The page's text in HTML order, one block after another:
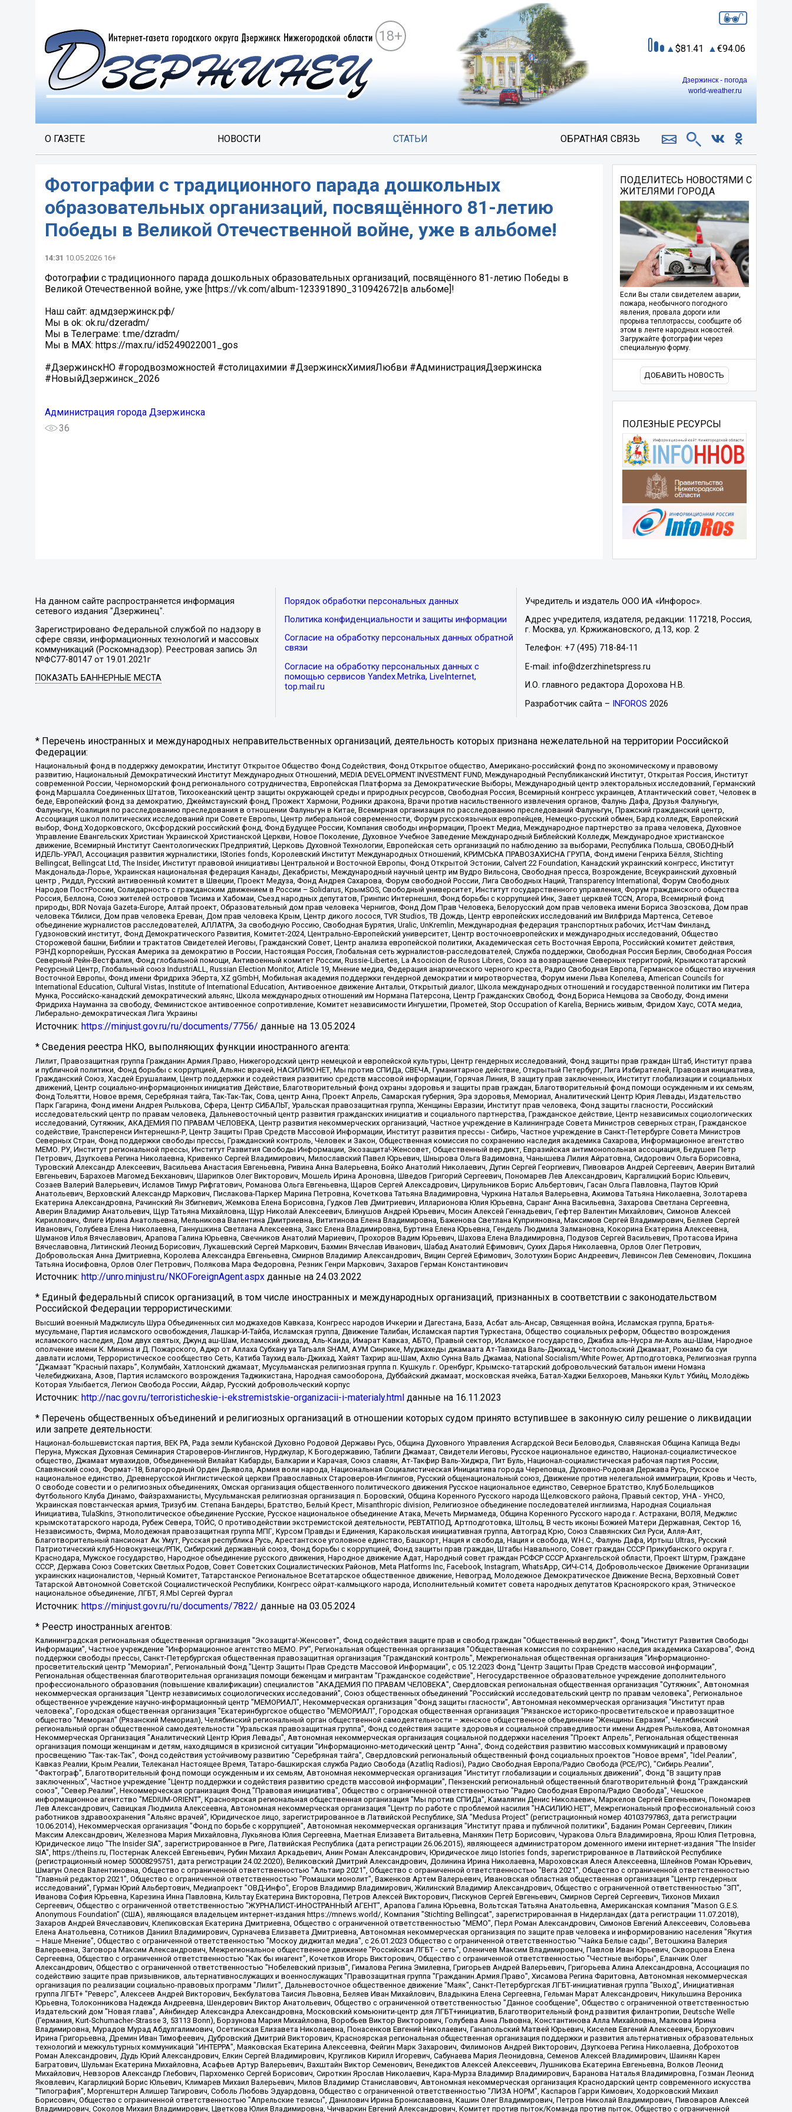
18+
81.41 94.06
Дзержинск - погода
world-weather.ru
О ГАЗЕТЕ НОВОСТИ СТАТЬИ ОБРАТНАЯ СВЯЗЬ
Фотографии с традиционного парада дошкольных
образовательных организаций, посвящённого 81-летию
Победы в Великой Отечественной войне, уже в альбоме!
14:31 10.05.2026 16+
Фотографии с традиционного парада дошкольных образовательных организаций, посвящённого 81-летию Победы в
Великой Отечественной войне, уже [https://vk.com/album-123391890_310942672|в альбоме]!
Наш сайт: адмдзержинск.рф/
Мы в ok: ok.ru/dzeradm/
Мы в Телеграме: t.me/dzradm/
Мы в MAX: https://max.ru/id5249022001_gos
#ДзержинскНО #городвозможностей #столицахимии #ДзержинскХимияЛюбви #АдминистрацияДзержинска
#НовыйДзержинск_2026
Администрация города Дзержинска
36
ПОДЕЛИТЕСЬ НОВОСТЯМИ С
ЖИТЕЛЯМИ ГОРОДА
Если Вы стали свидетелем аварии,
пожара, необычного погодного
явления, провала дороги или
прорыва теплотрассы, сообщите об
этом в ленте народных новостей.
Загружайте фотографии через
специальную форму.
ДОБАВИТЬ НОВОСТЬ
ПОЛЕЗНЫЕ РЕСУРСЫ
На данном сайте распространяется информация
сетевого издания "Дзержинец".
Зарегистрировано Федеральной службой по надзору в
сфере связи, информационных технологий и массовых
коммуникаций (Роскомнадзор). Реестровая запись Эл
№ФС77-80147 от 19.01.2021г
ПОКАЗАТЬ БАННЕРНЫЕ МЕСТА
Порядок обработки персональных данных
Политика конфиденциальности и защиты информации
Согласие на обработку персональных данных обратной
связи
Согласие на обработку персональных данных с
помощью сервисов Yandex.Metrika, LiveInternet,
top.mail.ru
Учредитель и издатель ООО ИА «Инфорос».
Адрес учредителя, издателя, редакции: 117218, Россия,
г. Москва, ул. Кржижановского, д.13, кор. 2
Телефон: +7 (495) 718-84-11
E-mail: info@dzerzhinetspress.ru
И.О. главного редактора Дорохова Н.В.
Разработчик сайта –
INFOROS 2026
* Перечень иностранных и международных неправительственных организаций, деятельность которых признана нежелательной на территории Российской
Федерации:
Национальный фонд в поддержку демократии, Институт Открытое Общество Фонд Содействия, Фонд Открытое общество, Американо-российский фонд по экономическому и правовому
развитию, Национальный Демократический Институт Международных Отношений, MEDIA DEVELOPMENT INVESTMENT FUND, Международный Республиканский Институт, Открытая Россия, Институт
современной России, Черноморский фонд регионального сотрудничества, Европейская Платформа за Демократические Выборы, Международный центр электоральных исследований, Германский
фонд Маршалла Соединенных Штатов, Тихоокеанский центр защиты окружающей среды и природных ресурсов, Свободная Россия, Всемирный конгресс украинцев, Атлантический совет, Человек в
беде, Европейский фонд за демократию, Джеймстаунский фонд, Прожект Хармони, Родники дракона, Врачи против насильственного извлечения органов, Фалунь Дафа, Друзья Фалуньгун,
Фалуньгун, Коалиция по расследованию преследования в отношении Фалуньгун в Китае, Всемирная организация по расследованию преследований Фалуньгун, Пражский гражданский центр,
Ассоциация школ политических исследований при Совете Европы, Центр либеральной современности, Форум русскоязычных европейцев, Немецко-русский обмен, Бард колледж, Европейский
выбор, Фонд Ходорковского, Оксфордский российский фонд, Фонд Будущее России, Компания свободы информации, Проект Медиа, Международное партнерство за права человека, Духовное
Управление Евангельских Христиан Украинской Христианской Церкви, Новое Поколение, Духовное Учебное Заведение Международный Библейский Колледж, Международное христианское
движение, Всемирный Институт Саентологических Предприятий, Церковь Духовной Технологии, Европейская сеть организаций по наблюдению за выборами, Республика Польша, СВОБОДНЫЙ
ИДЕЛЬ-УРАЛ, Ассоциация развития журналистики, IStories fonds, Королевский Институт Международных Отношений, КРИМСЬКА ПРАВОЗАХИСНА ГРУПА, Фонд имени Генриха Бёлля, Stichting
Bellingcat, Bellingcat Ltd, The Insider, Институт правовой инициативы Центральной и Восточной Европы, Фонд Открытой Эстонии, Calvert 22 Foundation, Канадский украинский конгресс, Институт
Макдональда-Лорье, Украинская национальная федерация Канады, Декабристы, Международный научный центр им Вудро Вильсона, Свободная пресса, Возрождение, Всеукраинский духовный
центр , Риддл, Русский антивоенный комитет в Швеции, Проект Медуза, Фонд Андрея Сахарова, Форум свободной России, Лига Свободных Наций, Transparеncy International, Форум Свободных
Народов ПостРоссии, Солидарность с гражданским движением в России – Solidarus, КрымSOS, Свободный университет, Институт государственного управления, Форум гражданского общества
Россия, Беллона, Союз жителей островов Тисима и Хабомаи, Съезд народных депутатов, Гринпис Интернешнл, Фонд борьбы с коррупцией Инк, Завет церквей TCCN, Агора, Всемирный фонд
природы, BDR Novaja Gazeta-Europe, Алтай проект, Образовательный дом прав человека Чернигов, Фонд Дом Прав Человека, Белорусский дом прав человека имени Бориса Звозскова, Дом прав
человека Тбилиси, Дом прав человека Ереван, Дом прав человека Крым, Центр дикого лосося, TVR Studios, ТВ Дождь, Центр европейских исследований им Вилфрида Мартенса, Сетевое
объединение журналистов расследователей, АЛЛАТРА, За свободную Россию, Свободная Бурятия, Uralic, UnKremlin, Международная федерация транспортных рабочих, ИстЧам Финланд,
Гудзоновский институт, Фонд Демократического Развития, Комитет-2024, Центрально-Европейский университет, Центр восточноевропейских и международных исследований, Общество
Сторожевой башни, Библии и трактатов Свидетелей Иеговы, Гражданский Совет, Центр анализа европейской политики, Академическая сеть Восточная Европа, Российский комитет действия,
РЭНД корпорейшн, Русская Америка за демократию в России, Настоящая Россия, Глобальная сеть журналистов-расследователей, Служба поддержки, Свободная Россия Берлин, Свободная Россия
Северный Рейн-Вестфалия, Фонд глобальной помощи, Антивоенный комитет России, Russie-Libertes, La Asocicion de Rusos Libres, Союз за возвращение Северных территорий, Крымскотатарский
Ресурсный Центр, Глобальный союз IndustriALL, Russian Election Monitor, Article 19, Мнение медиа, Федерация анархического черного креста, Радио Свободная Европа, Германское общество изучения
Восточной Европы, Фонд имени Фридриха Эберта, XZ gGmbH, Мобильная академия поддержки гендерной демократии и миротворчества, Форум имени Льва Копелева, American Councils for
International Education, Cultural Vistas, Institute of International Education, Антивоенное движение Антальи, Открытый диалог, Школа международных отношений и государственной политики им Питера
Мунка, Российско-канадский демократический альянс, Школа международных отношений им Нормана Патерсона, Центр Гражданских Свобод, Фонд Бориса Немцова за Свободу, Фонд имени
Фридриха Науманна за свободу, Феминистское антивоенное сопротивление, Комитет независимости Ингушетии, Прометей, Stop Occupation of Karelia, Вернись живым, Фридом Хаус, СОТА медиа,
Либерально-демократическая Лига Украины
Источник: https://minjust.gov.ru/ru/documents/7756/ данные на 13.05.2024
* Сведения реестра НКО, выполняющих функции иностранного агента:
Лилит, Правозащитная группа Гражданин.Армия.Право, Нижегородский центр немецкой и европейской культуры, Центр гендерных исследований, Фонд защиты прав граждан Штаб, Институт права
и публичной политики, Фонд борьбы с коррупцией, Альянс врачей, НАСИЛИЮ.НЕТ, Мы против СПИДа, СВЕЧА, Гуманитарное действие, Открытый Петербург, Лига Избирателей, Правовая инициатива,
Гражданский Союз, Хасдей Ерушалаим, Центр поддержки и содействия развитию средств массовой информации, Горячая Линия, В защиту прав заключенных, Институт глобализации и социальных
движений, Центр социально-информационных инициатив Действие, Благотворительный фонд охраны здоровья и защиты прав граждан, Благотворительный фонд помощи осужденным и их семьям,
Фонд Тольятти, Новое время, Серебряная тайга, Так-Так-Так, Сова, центр Анна, Проект Апрель, Самарская губерния, Эра здоровья, Мемориал, Аналитический Центр Юрия Левады, Издательство
Парк Гагарина, Фонд имени Андрея Рылькова, Сфера, Центр СИБАЛЬТ, Уральская правозащитная группа, Женщины Евразии, Институт прав человека, Фонд защиты гласности, Российский
исследовательский центр по правам человека, Дальневосточный центр развития гражданских инициатив и социального партнерства, Гражданское действие, Центр независимых социологических
исследований, Сутяжник, АКАДЕМИЯ ПО ПРАВАМ ЧЕЛОВЕКА, Центр развития некоммерческих организаций, Частное учреждение в Калининграде Совета Министров северных стран, Гражданское
содействие, Трансперенси Интернешнл-Р, Центр Защиты Прав Средств Массовой Информации, Институт развития прессы - Сибирь, Частное учреждение в Санкт-Петербурге Совета Министров
Северных Стран, Фонд поддержки свободы прессы, Гражданский контроль, Человек и Закон, Общественная комиссия по сохранению наследия академика Сахарова, Информационное агентство
МЕМО. РУ, Институт региональной прессы, Институт Развития Свободы Информации, Экозащита!-Женсовет, Общественный вердикт, Евразийская антимонопольная ассоциация, Бедушев Петр
Петрович, Дзугкоева Регина Николаевна, Кривенко Сергей Владимирович, Милославский Павел Юрьевич, Шнырова Ольга Вадимовна, Чанышева Лилия Айратовна, Сидорович Ольга Борисовна,
Туровский Александр Алексеевич, Васильева Анастасия Евгеньевна, Ривина Анна Валерьевна, Бойко Анатолий Николаевич, Дугин Сергей Георгиевич, Пивоваров Андрей Сергеевич, Аверин Виталий
Евгеньевич, Барахоев Магомед Бекханович, Шарипков Олег Викторович, Мошель Ирина Ароновна, Шведов Григорий Сергеевич, Пономарев Лев Александрович, Каргалицкий Борис Юльевич,
Созаев Валерий Валерьевич, Исламов Тимур Рифгатович, Романова Ольга Евгеньевна, Щаров Сергей Алексадрович, Цирульников Борис Альбертович, Гасан Ольга Павловна, Паутов Юрий
Анатольевич, Верховский Александр Маркович, Пислакова-Паркер Марина Петровна, Кочеткова Татьяна Владимировна, Чуркина Наталья Валерьевна, Акимова Татьяна Николаевна, Золотарева
Екатерина Александровна, Рачинский Ян Збигневич, Жемкова Елена Борисовна, Гудков Лев Дмитриевич, Илларионова Юлия Юрьевна, Саранг Анна Васильевна, Захарова Светлана Сергеевна,
Аверин Владимир Анатольевич, Щур Татьяна Михайловна, Щур Николай Алексеевич, Блинушов Андрей Юрьевич, Мосин Алексей Геннадьевич, Гефтер Валентин Михайлович, Симонов Алексей
Кириллович, Флиге Ирина Анатольевна, Мельникова Валентина Дмитриевна, Вититинова Елена Владимировна, Баженова Светлана Куприяновна, Максимов Сергей Владимирович, Беляев Сергей
Иванович, Голубева Елена Николаевна, Ганнушкина Светлана Алексеевна, Закс Елена Владимировна, Буртина Елена Юрьевна, Гендель Людмила Залмановна, Кокорина Екатерина Алексеевна,
Шуманов Илья Вячеславович, Арапова Галина Юрьевна, Свечников Анатолий Мариевич, Прохоров Вадим Юрьевич, Шахова Елена Владимировна, Подузов Сергей Васильевич, Протасова Ирина
Вячеславовна, Литинский Леонид Борисович, Лукашевский Сергей Маркович, Бахмин Вячеслав Иванович, Шабад Анатолий Ефимович, Сухих Дарья Николаевна, Орлов Олег Петрович,
Добровольская Анна Дмитриевна, Королева Александра Евгеньевна, Смирнов Владимир Александрович, Вицин Сергей Ефимович, Золотухин Борис Андреевич, Левинсон Лев Семенович, Локшина
Татьяна Иосифовна, Орлов Олег Петрович, Полякова Мара Федоровна, Резник Генри Маркович, Захаров Герман Константинович
Источник: http://unro.minjust.ru/NKOForeignAgent.aspx данные на 24.03.2022
* Единый федеральный список организаций, в том числе иностранных и международных организаций, признанных в соответствии с законодательством
Российской Федерации террористическими:
Высший военный Маджлисуль Шура Объединенных сил моджахедов Кавказа, Конгресс народов Ичкерии и Дагестана, База, Асбат аль-Ансар, Священная война, Исламская группа, Братья-
мусульмане, Партия исламского освобождения, Лашкар-И-Тайба, Исламская группа, Движение Талибан, Исламская партия Туркестана, Общество социальных реформ, Общество возрождения
исламского наследия, Дом двух святых, Джунд аш-Шам, Исламский джихад, Аль-Каида, Имарат Кавказ, АБТО, Правый сектор, Исламское государство, Джабха аль-Нусра ли-Ахль аш-Шам, Народное
ополчение имени К. Минина и Д. Пожарского, Аджр от Аллаха Субхану уа Тагьаля SHAM, АУМ Синрике, Муджахеды джамаата Ат-Тавхида Валь-Джихад, Чистопольский Джамаат, Рохнамо ба суи
давлати исломи, Террористическое сообщество Сеть, Катиба Таухид валь-Джихад, Хайят Тахрир аш-Шам, Ахлю Сунна Валь Джамаа, National Socialism/White Power, Артподготовка, Религиозная группа
“Джамаат “Красный пахарь”, Колумбайн, Хатлонский джамаат, Мусульманская религиозная группа п. Кушкуль г. Оренбург, Крымско-татарский добровольческий батальон имени Номана
Челебиджихана, Азов, Партия исламского возрождения Таджикистана, Народная самооборона, Дуббайский джамаат, московская ячейка, Батал-Хаджи Белхороев, Маньяки Культ Убийц, Молодёжь
Которая Улыбается, Легион Свобода России, Айдар, Русский добровольческий корпус
Источник: http://nac.gov.ru/terroristicheskie-i-ekstremistskie-organizacii-i-materialy.html данные на 16.11.2023
* Перечень общественных объединений и религиозных организаций в отношении которых судом принято вступившее в законную силу решение о ликвидации
или запрете деятельности:
Национал-большевистская партия, ВЕК РА, Рада земли Кубанской Духовно Родовой Державы Русь, Община Духовного Управления Асгардской Веси Беловодья, Славянская Община Капища Веды
Перуна, Мужская Духовная Семинария Староверов-Инглингов, Нурджулар, К Богодержавию, Таблиги Джамаат, Свидетели Иеговы, Русское национальное единство, Национал-социалистическое
общество, Джамаат мувахидов, Объединенный Вилайат Кабарды, Балкарии и Карачая, Союз славян, Ат-Такфир Валь-Хиджра, Пит Буль, Национал-социалистическая рабочая партия России,
Славянский союз, Формат-18, Благородный Орден Дьявола, Армия воли народа, Национальная Социалистическая Инициатива города Череповца, Духовно-Родовая Держава Русь, Русское
национальное единство, Древнерусской Инглистической церкви Православных Староверов-Инглингов, Русский общенациональный союз, Движение против нелегальной иммиграции, Кровь и Честь,
О свободе совести и о религиозных объединениях, Омская организация общественного политического движения Русское национальное единство, Северное Братство, Клуб Болельщиков
Футбольного Клуба Динамо, Файзрахманисты, Мусульманская религиозная организация п. Боровский, Община Коренного Русского народа Щелковского района, Правый сектор, УНА - УНСО,
Украинская повстанческая армия, Тризуб им. Степана Бандеры, Братство, Белый Крест, Misanthropic division, Религиозное объединение последователей инглиизма, Народная Социальная
Инициатива, TulaSkins, Этнополитическое объединение Русские, Русское национальное объединение Атака, Мечеть Мирмамеда, Община Коренного Русского народа г. Астрахани, ВОЛЯ, Меджлис
крымскотатарского народа, Рубеж Севера, ТОЙС, О противодействии экстремистской деятельности, РЕВТАТПОД, Артподготовка, Штольц, В честь иконы Божией Матери Державная, Сектор 16,
Независимость, Фирма, Молодежная правозащитная группа МПГ, Курсом Правды и Единения, Каракольская инициативная группа, Автоград Крю, Союз Славянских Сил Руси, Алля-Аят,
Благотворительный пансионат Ак Умут, Русская республика Русь, Арестантское уголовное единство, Башкорт, Нация и свобода, Нация и свобода, W.H.С., Фалунь Дафа, Иртыш Ultras, Русский
Патриотический клуб-Новокузнецк/РПК, Сибирский державный союз, Фонд борьбы с коррупцией, Фонд защиты прав граждан, Штабы Навального, Совет граждан СССР Прикубанского округа г.
Краснодара, Мужское государство, Народное объединение русского движения, Народное движение Адат, Народный совет граждан РСФСР СССР Архангельской области, Проект Штурм, Граждане
СССР, Держава Союз Советских Светлых Родов, Совет Советских Социалистических Районов, Meta Platforms Inc, Facebook, Instagram, WhatsApp, СИЧ-С14, Добровольческое Движение Организации
украинских националистов, Черный Комитет, Татарстанское Региональное Всетатарское общественное движение, Невоград, Молодежное Демократическое Движение Весна, Верховный Совет
Татарской Автономной Советской Социалистической Республики, Конгресс ойрат-калмыцкого народа, Исполнительный комитет совета народных депутатов Красноярского края, Этническое
национальное объединение, ЛГБТ, Я.МЫ Сергей Фургал
Источник: https://minjust.gov.ru/ru/documents/7822/ данные на 03.05.2024
* Реестр иностранных агентов:
Калининградская региональная общественная организация "Экозащита!-Женсовет", Фонд содействия защите прав и свобод граждан "Общественный вердикт", Фонд "Институт Развития Свободы Информации", Частное учреждение "Информационное агентство МЕМО. РУ", Региональная общественная организация "Общественная комиссия по сохранению наследия академика Сахарова", Фонд поддержки свободы прессы, Санкт-Петербургская общественная правозащитная организация "Гражданский контроль", Межрегиональная общественная организация "Информационно-просветительский центр "Мемориал", Региональный Фонд "Центр Защиты Прав Средств Массовой Информации", с 05.12.2023 Фонд "Центр Защиты Прав Средств массовой информации", Региональная общественная благотворительная организация помощи беженцам и мигрантам "Гражданское содействие", Негосударственное образовательное учреждение дополнительного профессионального образования (повышение квалификации) специалистов "АКАДЕМИЯ ПО ПРАВАМ ЧЕЛОВЕКА", Свердловская региональная общественная организация "Сутяжник", Автономная некоммерческая организация "Центр независимых социологических исследований", Союз общественных объединений "Российский исследовательский центр по правам человека", Региональное общественное учреждение научно-информационный центр "МЕМОРИАЛ", Некоммерческая организация "Фонд защиты гласности", Автономная некоммерческая организация "Институт прав человека", Городская общественная организация "Екатеринбургское общество "МЕМОРИАЛ", Городская общественная организация "Рязанское историко-просветительское и правозащитное общество "Мемориал" (Рязанский Мемориал), Челябинский региональный орган общественной самодеятельности – женское общественное объединение "Женщины Евразии", Челябинский региональный орган общественной самодеятельности "Уральская правозащитная группа", Фонд содействия защите здоровья и социальной справедливости имени Андрея Рылькова, Автономная Некоммерческая Организация "Аналитический Центр Юрия Левады", Автономная некоммерческая организация социальной поддержки населения "Проект Апрель", Региональная общественная организация помощи женщинам и детям, находящимся в кризисной ситуации "Информационно-методический центр "Анна", Фонд содействия развитию массовых коммуникаций и правовому просвещению "Так-так-Так", Фонд содействия устойчивому развитию "Серебряная тайга", Свердловский региональный общественный фонд социальных проектов "Новое время", "Idel.Реалии", Кавказ.Реалии, Крым.Реалии, Телеканал Настоящее Время, Татаро-башкирская служба Радио Свобода (Azatliq Radiosi), Радио Свободная Европа/Радио Свобода (PCE/PC), "Сибирь.Реалии", "Фактограф", Благотворительный фонд помощи осужденным и их семьям, Автономная некоммерческая организация "Институт глобализации и социальных движений", Фонд "В защиту прав заключенных", Частное учреждение "Центр поддержки и содействия развитию средств массовой информации", Пензенский региональный общественный благотворительный фонд "Гражданский союз", "Север.Реалии", Некоммерческая организация Фонд "Правовая инициатива", Общество с ограниченной ответственностью "Радио Свободная Европа/Радио Свобода", Чешское информационное агентство "MEDIUM-ORIENT", Красноярская региональная общественная организация "Мы против СПИДа", Камалягин Денис Николаевич, Маркелов Сергей Евгеньевич, Пономарев Лев Александрович, Савицкая Людмила Алексеевна, Автономная некоммерческая организация "Центр по работе с проблемой насилия "НАСИЛИЮ.НЕТ", Межрегиональный профессиональный союз работников здравоохранения "Альянс врачей", Юридическое лицо, зарегистрированное в Латвийской Республике, SIA "Medusa Project" (регистрационный номер 40103797863, дата регистрации 10.06.2014), Некоммерческая организация "Фонд по борьбе с коррупцией", Автономная некоммерческая организация "Институт права и публичной политики", Баданин Роман Сергеевич, Гликин Максим Александрович, Железнова Мария Михайловна, Лукьянова Юлия Сергеевна, Маетная Елизавета Витальевна, Маняхин Петр Борисович, Чуракова Ольга Владимировна, Ярош Юлия Петровна, Юридическое лицо "The Insider SIA", зарегистрированное в Риге, Латвийская Республика (дата регистрации 26.06.2015), являющееся администратором доменного имени интернет-издания "The Insider SIA", https://theins.ru, Постернак Алексей Евгеньевич, Рубин Михаил Аркадьевич, Анин Роман Александрович, Юридическое лицо Istories fonds, зарегистрированное в Латвийской Республике (регистрационный номер 50008295751, дата регистрации 24.02.2020), Великовский Дмитрий Александрович, Долинина Ирина Николаевна, Мароховская Алеся Алексеевна, Шлейнов Роман Юрьевич, Шмагун Олеся Валентиновна, Общество с ограниченной ответственностью "Альтаир 2021", Общество с ограниченной ответственностью "Вега 2021", Общество с ограниченной ответственностью "Главный редактор 2021", Общество с ограниченной ответственностью "Ромашки монолит", Важенков Артем Валерьевич, Ивановская областная общественная организация "Центр гендерных исследований", Гурман Юрий Альбертович, Медиапроект "ОВД-Инфо", Егоров Владимир Владимирович, Жилинский Владимир Александрович, Общество с ограниченной ответственностью "ЗП", Иванова София Юрьевна, Карезина Инна Павловна, Кильтау Екатерина Викторовна, Петров Алексей Викторович, Пискунов Сергей Евгеньевич, Смирнов Сергей Сергеевич, Тихонов Михаил Сергеевич, Общество с ограниченной ответственностью "ЖУРНАЛИСТ-ИНОСТРАННЫЙ АГЕНТ", Арапова Галина Юрьевна, Вольтская Татьяна Анатольевна, Американская компания "Mason G.E.S. Anonymous Foundation" (США), являющаяся владельцем интернет-издания https://mnews.world/, Компания "Stichting Bellingcat", зарегистрированная в Нидерландах (дата регистрации 11.07.2018), Захаров Андрей Вячеславович, Клепиковская Екатерина Дмитриевна, Общество с ограниченной ответственностью "МЕМО", Перл Роман Александрович, Симонов Евгений Алексеевич, Соловьева Елена Анатольевна, Сотников Даниил Владимирович, Сурначева Елизавета Дмитриевна, Автономная некоммерческая организация по защите прав человека и информированию населения "Якутия – Наше Мнение", Общество с ограниченной ответственностью "Москоу диджитал медиа", с 26.01.2023 Общество с ограниченной ответственностью "Чайка Белые сады", Ветошкина Валерия Валерьевна, Заговора Максим Александрович, Межрегиональное общественное движение "Российская ЛГБТ - сеть", Оленичев Максим Владимирович, Павлов Иван Юрьевич, Скворцова Елена Сергеевна, Общество с ограниченной ответственностью "Как бы инагент", Кочетков Игорь Викторович, Общество с ограниченной ответственностью "Честные выборы", Еланчик Олег Александрович, Общество с ограниченной ответственностью "Нобелевский призыв", Гималова Регина Эмилевна, Григорьев Андрей Валерьевич, Григорьева Алина Александровна, Ассоциация по содействию защите прав призывников, альтернативнослужащих и военнослужащих "Правозащитная группа "Гражданин.Армия.Право", Хисамова Регина Фаритовна, Автономная некоммерческая организация по реализации социально-правовых программ "Лилит", Дальневосточное общественное движение "Маяк", Санкт-Петербургская ЛГБТ-инициативная группа "Выход", Инициативная группа ЛГБТ+ "Реверс", Алексеев Андрей Викторович, Бекбулатова Таисия Львовна, Беляев Иван Михайлович, Владыкина Елена Сергеевна, Гельман Марат Александрович, Никульшина Вероника Юрьевна, Толоконникова Надежда Андреевна, Шендерович Виктор Анатольевич, Общество с ограниченной ответственностью "Данное сообщение", Общество с ограниченной ответственностью Издательский дом "Новая глава", Айнбиндер Александра Александровна, Московский комьюнити-центр для ЛГБТ+инициатив, Благотворительный фонд развития филантропии, Deutsche Welle (Германия, Kurt-Schumacher-Strasse 3, 53113 Bonn), Борзунова Мария Михайловна, Воробьев Виктор Викторович, Голубева Анна Львовна, Константинова Алла Михайловна, Малкова Ирина Владимировна, Мурадов Мурад Абдулгалимович, Осетинская Елизавета Николаевна, Понасенков Евгений Николаевич, Ганапольский Матвей Юрьевич, Киселев Евгений Алексеевич, Борухович Ирина Григорьевна, Дремин Иван Тимофеевич, Дубровский Дмитрий Викторович, Красноярская региональная общественная организация поддержки и развития альтернативных образовательных технологий и межкультурных коммуникаций "ИНТЕРРА", Маяковская Екатерина Алексеевна, Фейгин Марк Захарович, Филимонов Андрей Викторович, Дзугкоева Регина Николаевна, Доброхотов Роман Александрович, Дудь Юрий Александрович, Елкин Сергей Владимирович, Кругликов Кирилл Игоревич, Сабунаева Мария Леонидовна, Семенов Алексей Владимирович, Шаинян Карен Багратович, Шульман Екатерина Михайловна, Асафьев Артур Валерьевич, Вахштайн Виктор Семенович, Венедиктов Алексей Алексеевич, Лушникова Екатерина Евгеньевна, Волков Леонид Михайлович, Невзоров Александр Глебович, Пархоменко Сергей Борисович, Сироткин Ярослав Николаевич, Кара-Мурза Владимир Владимирович, Баранова Наталья Владимировна, Гозман Леонид Яковлевич, Кагарлицкий Борис Юльевич, Климарев Михаил Валерьевич, Милов Владимир Станиславович, Автономная некоммерческая организация Краснодарский центр современного искусства "Типография", Моргенштерн Алишер Тагирович, Соболь Любовь Эдуардовна, Общество с ограниченной ответственностью "ЛИЗА НОРМ", Каспаров Гарри Кимович, Ходорковский Михаил Борисович, Общество с ограниченной ответственностью "Апрельские тезисы", Данилович Ирина Брониславовна, Кашин Олег Владимирович, Петров Николай Владимирович, Пивоваров Алексей Владимирович, Соколов Михаил Владимирович, Цветкова Юлия Владимировна, Чичваркин Евгений Александрович, Комитет против пыток/Команда против пыток, Общество с ограниченной ответственностью "Первый научный", Общество с ограниченной ответственностью "Вертолет и ко", Белоцерковская Вероника Борисовна, Кац Максим Евгеньевич, Лазарева Татьяна Юрьевна, Шаведдинов Руслан Табризович, Яшин Илья Валерьевич, Общество с ограниченной ответственностью "Иноагент ААВ", Алешковский Дмитрий Петрович, Альбац Евгения Марковна, Быков Дмитрий Львович, Галямина Юлия Евгеньевна, Лойко Сергей Леонидович, Мартынов Кирилл Константинович, Медведев Сергей Александрович, Крашенинников Федор Геннадиевич, Гордеева Катерина Вл